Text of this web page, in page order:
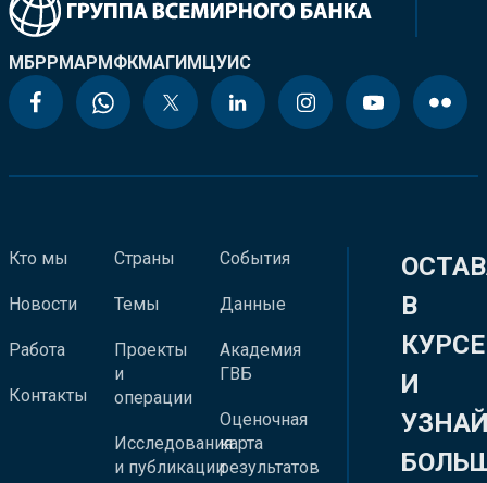
МБРРМАРМФКМАГИМЦУИС
Кто мы
Новости
Работа
Контакты
Страны
Темы
Проекты
и
операции
Исследования
и публикации
События
Данные
Академия
ГВБ
Оценочная
карта
результатов
В
КУРСЕ
И